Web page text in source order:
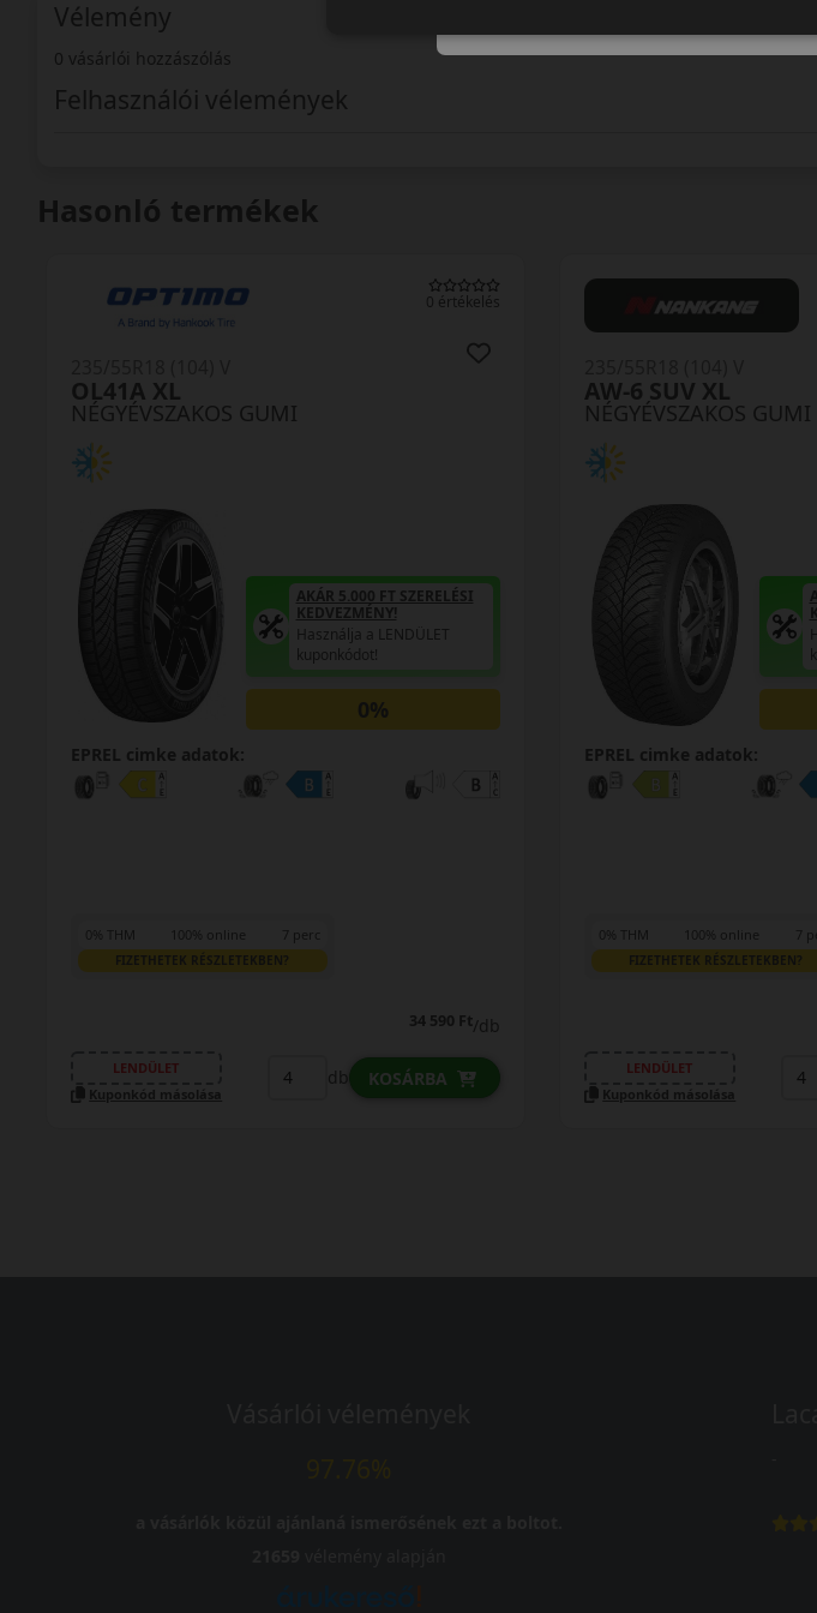
Vélemény
0 vásárlói hozzászólás
Felhasználói vélemények
Hasonló termékek
0 értékelés
NÉGYÉVSZAKOS GUMI
HA32 Solus4S XL
AKÁR 5.000 FT SZERELÉSI
KEDVEZMÉNY!
Használja a LENDÜLET
kuponkódot!
0%
EPREL cimke adatok:
0% THM 100% online 7 perc
FIZETHETEK RÉSZLETEKBEN?
39 690 Ft/db
LENDÜLET
Kuponkód másolása
db KOSÁRBA
NÉGYÉVSZAKOS GUMI
N-Blue 4Season 2 XL
EPREL cimke adatok:
0% THM 100% online 7
FIZETHETEK RÉSZLETEKBEN?
LENDÜLET
Kuponkód másolása